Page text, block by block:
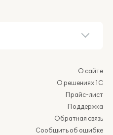
О сайте
О решениях 1С
Прайс-лист
Поддержка
Обратная связь
Сообщить об ошибке